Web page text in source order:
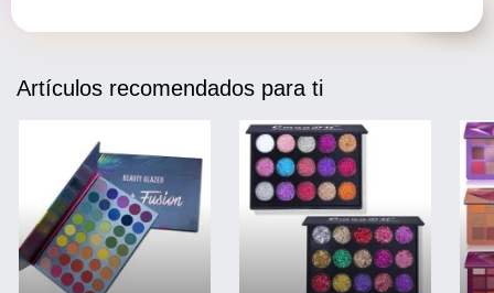
Artículos recomendados para ti